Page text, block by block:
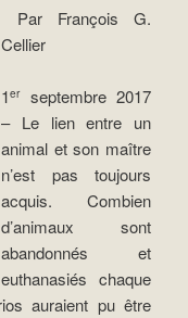
Par François G.
Cellier
1erseptembre 2017
– Le lien entre un
animal et son maître
n’est pas toujours
acquis. Combien
d’animaux sont
abandonnés et
euthanasiés chaque
auraient pu être